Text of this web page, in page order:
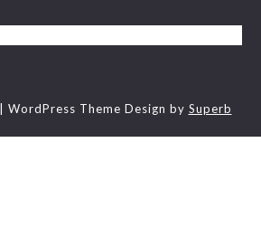
| WordPress Theme Design by Superb